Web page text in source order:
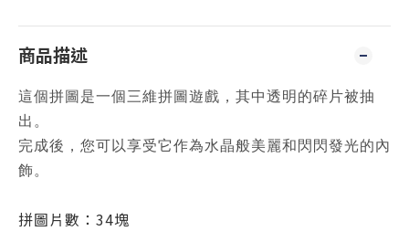
商品描述
這個拼圖是一個三維拼圖遊戲，其中透明的碎片被抽
出。
完成後，您可以享受它作為水晶般美麗和閃閃發光的內
飾。
拼圖片數：34塊